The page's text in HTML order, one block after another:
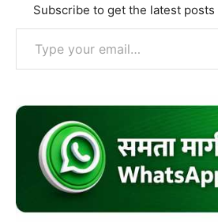
Subscribe to get the latest
Type your email…